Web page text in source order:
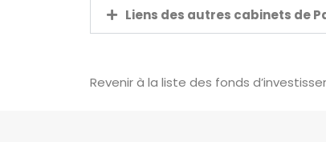
Liens des autres cabinets de
Revenir à la liste des fonds